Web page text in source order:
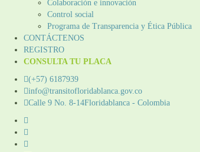
Colaboración e innovación
Control social
Programa de Transparencia y Ética Pública
CONTÁCTENOS
REGISTRO
CONSULTA TU PLACA
(+57) 6187939
info@transitofloridablanca.gov.co
Calle 9 No. 8-14Floridablanca - Colombia